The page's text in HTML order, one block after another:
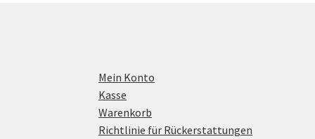
Mein Konto
Kasse
Warenkorb
Richtlinie für Rückerstattungen